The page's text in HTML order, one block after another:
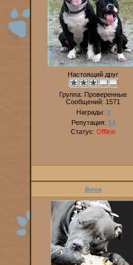
Настоящий друг
Группа: Проверенные
Сообщений: 1571
Награды: 0
Репутация: 14
Статус: Offline
Bonia